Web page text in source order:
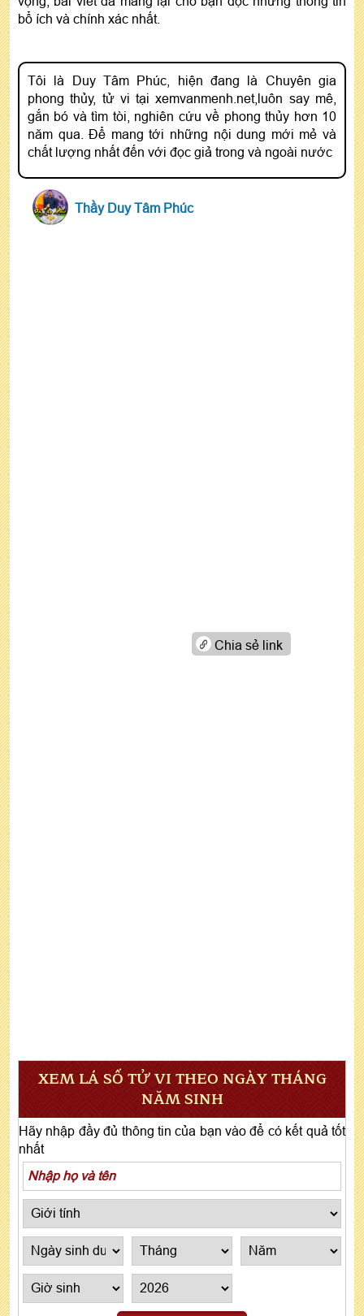
bổ ích và chính xác nhất.
Tôi là Duy Tâm Phúc, hiện đang là Chuyên gia
phong thủy, tử vi tại xemvanmenh.net,luôn say mê,
gắn bó và tìm tòi, nghiên cứu về phong thủy hơn 10
năm qua. Để mang tới những nội dung mới mẻ và
chất lượng nhất đến với đọc giả trong và ngoài nước
Thầy Duy Tâm Phúc
Chia sẻ link
XEM LÁ SỐ TỬ VI THEO NGÀY THÁNG
NĂM SINH
Hãy nhập đầy đủ thông tin của bạn vào để có kết quả tốt
nhất